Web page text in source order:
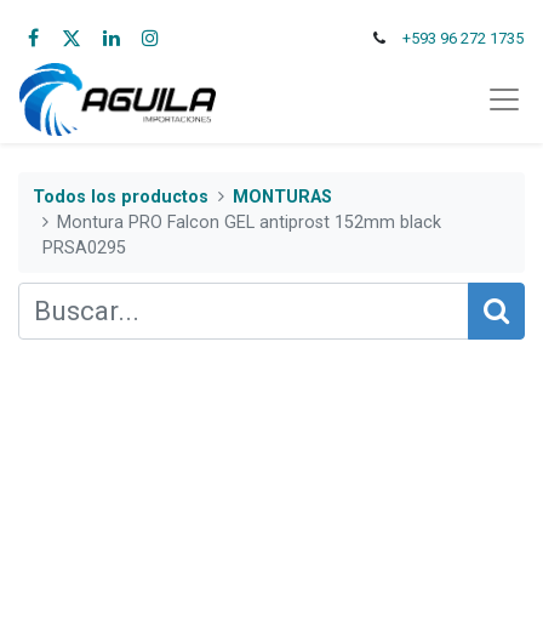
+593 96 272 1735
Todos los productos
MONTURAS
Montura PRO Falcon GEL antiprost 152mm black
PRSA0295